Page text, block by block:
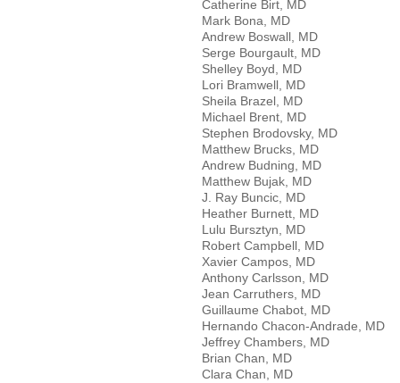
Catherine Birt, MD
Mark Bona, MD
Andrew Boswall, MD
Serge Bourgault, MD
Shelley Boyd, MD
Lori Bramwell, MD
Sheila Brazel, MD
Michael Brent, MD
Stephen Brodovsky, MD
Matthew Brucks, MD
Andrew Budning, MD
Matthew Bujak, MD
J. Ray Buncic, MD
Heather Burnett, MD
Lulu Bursztyn, MD
Robert Campbell, MD
Xavier Campos, MD
Anthony Carlsson, MD
Jean Carruthers, MD
Guillaume Chabot, MD
Hernando Chacon-Andrade, MD
Jeffrey Chambers, MD
Brian Chan, MD
Clara Chan, MD